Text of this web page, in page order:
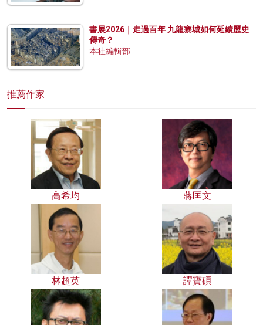
書展2026｜走過百年 九龍寨城如何延續歷史
傳奇？
本社編輯部
推薦作家
高希均 蔣匡文
林超英 譚寶碩